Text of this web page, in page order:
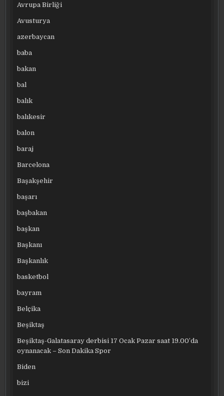
Avrupa Birliği
Avusturya
azerbaycan
baba
bakan
bal
balık
balıkesir
balon
baraj
Barcelona
Başakşehir
başarı
başbakan
başkan
Başkanı
Başkanlık
basketbol
bayram
Belçika
Beşiktaş
Beşiktaş-Galatasaray derbisi 17 Ocak Pazar saat 19.00’da
oynanacak – Son Dakika Spor
Biden
bizi